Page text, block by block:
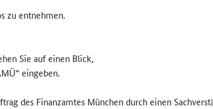
zu entnehmen.
Sie auf einen Blick,
eingeben.
des Finanzamtes München durch einen